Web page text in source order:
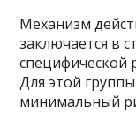
Механизм
заключается в
специфической
Для этой
минимальный